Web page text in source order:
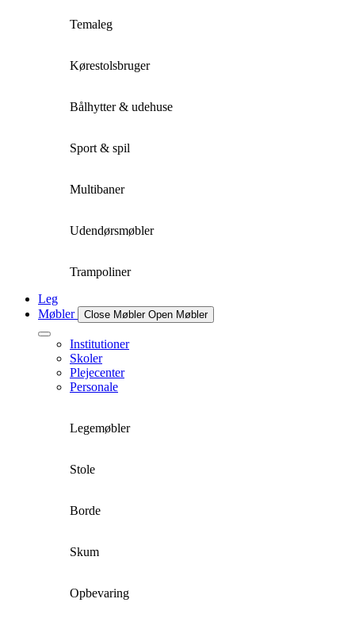
Temaleg
Kørestolsbruger
Bålhytter & udehuse
Sport & spil
Multibaner
Udendørsmøbler
Trampoliner
Leg
Møbler
Close Møbler Open Møbler
Institutioner
Skoler
Plejecenter
Personale
Legemøbler
Stole
Borde
Skum
Opbevaring